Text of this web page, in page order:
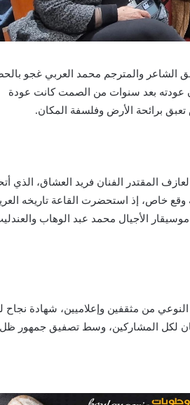
الشاعر والمترجم محمد العربي غجو
عودته بعد سنوات من الصمت كانت عودة
برائحة الأرض وفلسفة المكان.
العازف المقتدر الفنان فريد لعشاق، الذي
وقع خاص، إذ استحضرت القاعة تاريخه
الأجيال محمد عبد الوهاب
من مثقفين وإعلاميين، شهادة نجاح
لكل المشاركين، وسط تصفيق جمهور ظل